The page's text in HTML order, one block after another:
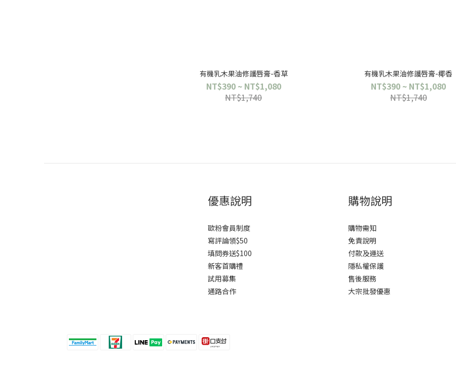
有機乳木果油修護唇膏-香草
NT$390 ~ NT$1,080
NT$1,740
有機乳木果油修護唇膏-椰香
NT$390 ~ NT$1,080
NT$1,740
優惠說明
歐粉會員制度
寫評論領$50
填問券送$100
新客首購禮
試用募集
通路合作
購物說明
購物需知
免責說明
付款及運送
隱私權保護
售後服務
大宗批發優惠